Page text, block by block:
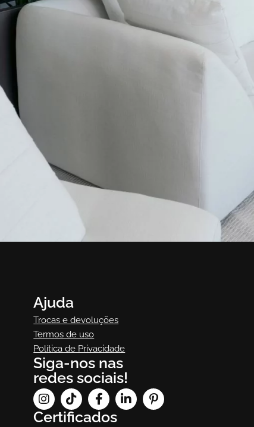
Ajuda
Trocas e devoluções
Termos de uso
Política de Privacidade
Siga-nos nas
redes sociais!
Certificados